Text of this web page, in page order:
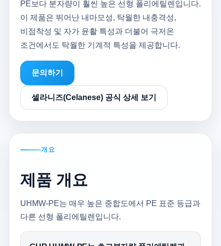
PE보다 분자량이 훨씬 높은 선형 폴리에틸렌입니다.
이 제품은 뛰어난 내마모성, 탁월한 내충격성,
비점착성 및 자가 윤활 특성과 더불어 극저온
조건에서도 탁월한 기계적 특성을 제공합니다.
문의하기
셀라니즈(Celanese) 공식 상세 보기
개요
제품 개요
UHMW-PE는 매우 높은 중합도에서 PE 표준 등급과
다른 선형 폴리에틸렌입니다.